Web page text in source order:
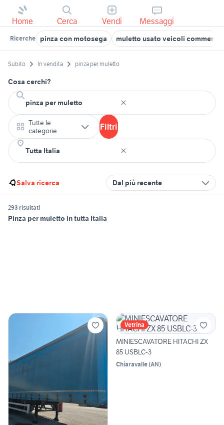
Home Cerca Vendi Messaggi
Ricerche pinza con motosega muletto usato veicoli
Subito In vendita pinza per muletto
Cosa cerchi?
Tutte le
categorie
Filtri
Salva ricerca Dal più recente
293 risultati
Pinza per muletto in tutta Italia
Vetrina
MINIESCAVATORE HITACHI ZX
85 USBLC-3
Chiaravalle(AN)